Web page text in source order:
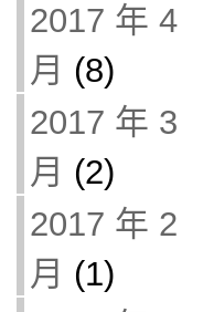
2017 年 4
月 (8)
2017 年 3
月 (2)
2017 年 2
月 (1)